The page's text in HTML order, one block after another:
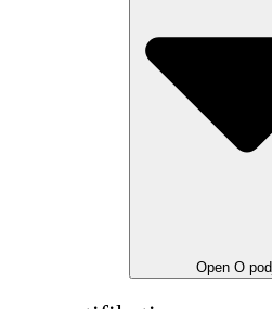
Open O